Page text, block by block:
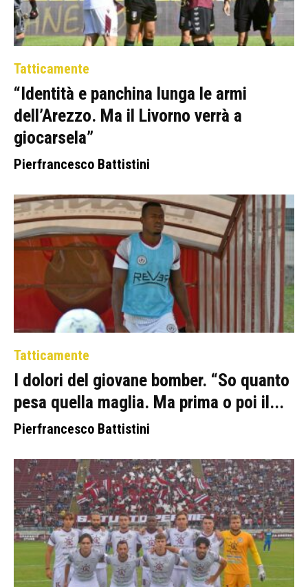
Tatticamente
“Identità e panchina lunga le armi
dell’Arezzo. Ma il Livorno verrà a
giocarsela”
Pierfrancesco Battistini
Tatticamente
I dolori del giovane bomber. “So quanto
pesa quella maglia. Ma prima o poi il...
Pierfrancesco Battistini